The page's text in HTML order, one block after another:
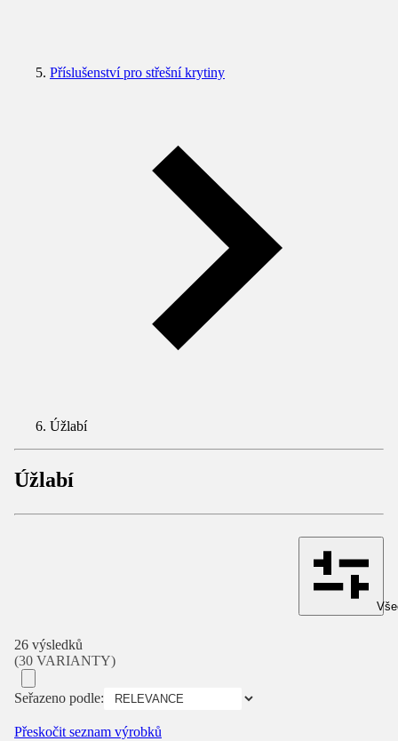
Příslušenství pro střešní krytiny
Úžlabí
Úžlabí
26 výsledků
(30 VARIANTY)
Seřazeno podle:
Přeskočit seznam výrobků